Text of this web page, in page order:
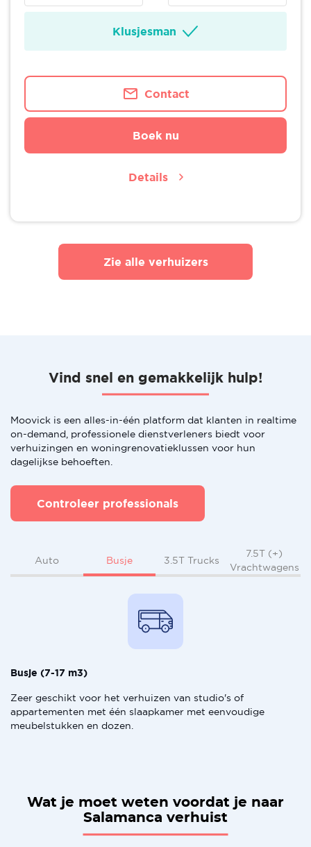
Klusjesman
Contact
Boek nu
Details
Zie alle verhuizers
Vind snel en gemakkelijk hulp!
Moovick is een alles-in-één platform dat klanten in realtime
on-demand, professionele dienstverleners biedt voor
verhuizingen en woningrenovatieklussen voor hun
dagelijkse behoeften.
Controleer professionals
Auto Busje 3.5T Trucks
7.5T (+)
Vrachtwagens
Busje (7-17 m3)
Zeer geschikt voor het verhuizen van studio's of
appartementen met één slaapkamer met eenvoudige
meubelstukken en dozen.
Wat je moet weten voordat je naar
Salamanca verhuist